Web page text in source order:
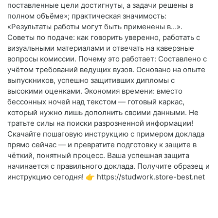
поставленные цели достигнуты, а задачи решены в
полном объёме»; практическая значимость:
«Результаты работы могут быть применены в…».
Советы по подаче: как говорить уверенно, работать с
визуальными материалами и отвечать на каверзные
вопросы комиссии. Почему это работает: Составлено с
учётом требований ведущих вузов. Основано на опыте
выпускников, успешно защитивших дипломы с
высокими оценками. Экономия времени: вместо
бессонных ночей над текстом — готовый каркас,
который нужно лишь дополнить своими данными. Не
тратьте силы на поиски разрозненной информации!
Скачайте пошаговую инструкцию с примером доклада
прямо сейчас — и превратите подготовку к защите в
чёткий, понятный процесс. Ваша успешная защита
начинается с правильного доклада. Получите образец и
инструкцию сегодня! 👉 https://studwork.store-best.net